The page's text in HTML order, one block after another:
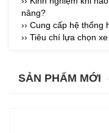
nâng?
›› Cung cấp hệ thống
›› Tiêu chí lựa chọn
SẢN PHẨM MỚI